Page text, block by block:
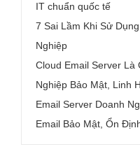
IT chuẩn quốc tế
7 Sai Lầm Khi Sử
Nghiệp
Cloud Email Server Là
Nghiệp Bảo Mật, Linh
Email Server Doanh
Email Bảo Mật, Ổn